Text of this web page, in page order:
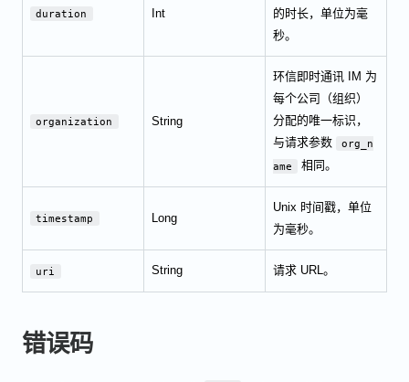
duration Int
的时长，单位为毫
秒。
organization String
环信即时通讯 IM 为
每个公司（组织）
分配的唯一标识，
与请求参数
org_n
ame
相同。
timestamp Long
Unix 时间戳，单位
为毫秒。
uri String 请求 URL。
错误码